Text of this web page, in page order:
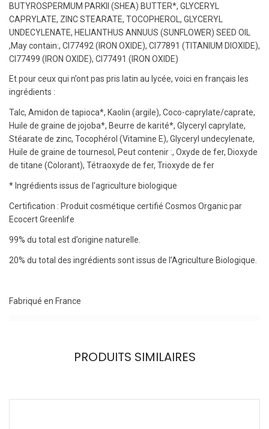
BUTYROSPERMUM PARKII (SHEA) BUTTER*, GLYCERYL
CAPRYLATE, ZINC STEARATE, TOCOPHEROL, GLYCERYL
UNDECYLENATE, HELIANTHUS ANNUUS (SUNFLOWER) SEED OIL
,May contain:, CI77492 (IRON OXIDE), CI77891 (TITANIUM DIOXIDE),
CI77499 (IRON OXIDE), CI77491 (IRON OXIDE)
Et pour ceux qui n’ont pas pris latin au lycée, voici en français les
ingrédients :
Talc, Amidon de tapioca*, Kaolin (argile), Coco-caprylate/caprate,
Huile de graine de jojoba*, Beurre de karité*, Glyceryl caprylate,
Stéarate de zinc, Tocophérol (Vitamine E), Glyceryl undecylenate,
Huile de graine de tournesol, Peut contenir :, Oxyde de fer, Dioxyde
de titane (Colorant), Tétraoxyde de fer, Trioxyde de fer
* Ingrédients issus de l’agriculture biologique
Certification : Produit cosmétique certifié Cosmos Organic par
Ecocert Greenlife
99% du total est d’origine naturelle.
20% du total des ingrédients sont issus de l’Agriculture Biologique.
Fabriqué en France
PRODUITS SIMILAIRES